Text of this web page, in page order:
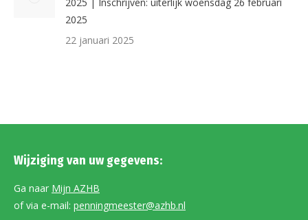
2025
22 januari 2025
Wijziging van uw gegevens:
Ga naar Mijn AZHB
of via e-mail: penningmeester@azhb.nl